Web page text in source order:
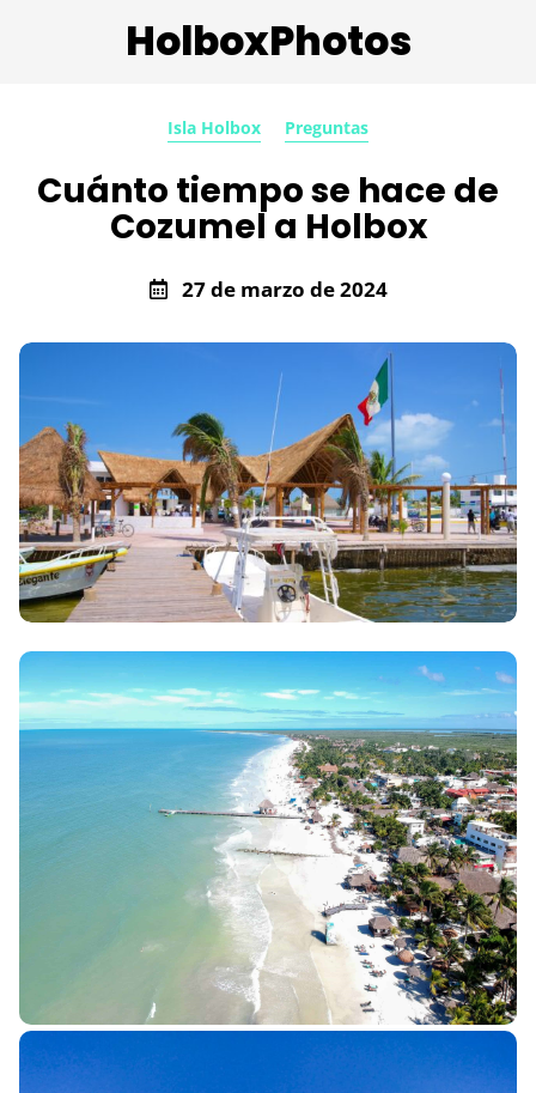
HolboxPhotos
Isla Holbox Preguntas
Cuánto tiempo se hace de
Cozumel a Holbox
27 de marzo de 2024